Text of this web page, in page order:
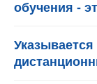
обучения -